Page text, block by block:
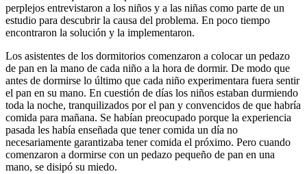
perplejos entrevistaron a los niños y a las niñas como parte de un
estudio para descubrir la causa del problema. En poco tiempo
encontraron la solución y la implementaron.
Los asistentes de los dormitorios comenzaron a colocar un pedazo
de pan en la mano de cada niño a la hora de dormir. De modo que
antes de dormirse lo último que cada niño experimentara fuera sentir
el pan en su mano. En cuestión de días los niños estaban durmiendo
toda la noche, tranquilizados por el pan y convencidos de que habría
comida para mañana. Se habían preocupado porque la experiencia
pasada les había enseñada que tener comida un día no
necesariamente garantizaba tener comida el próximo. Pero cuando
comenzaron a dormirse con un pedazo pequeño de pan en una
mano, se disipó su miedo.